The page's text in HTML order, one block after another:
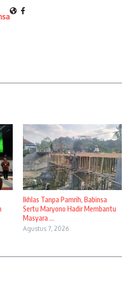
Ikhlas Tanpa Pamrih, Babinsa
Sertu Maryono Hadir Membantu
Masyara ...
Agustus 7, 2026